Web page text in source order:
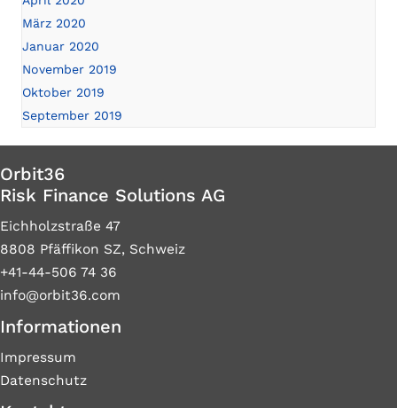
März 2020
Januar 2020
November 2019
Oktober 2019
September 2019
Orbit36
Risk Finance Solutions AG
Eichholzstraße 47
8808 Pfäffikon SZ, Schweiz
+41-44-506 74 36
info@orbit36.com
Informationen
Impressum
Datenschutz